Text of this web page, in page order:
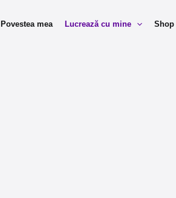
Povestea mea Lucrează cu mine Shop